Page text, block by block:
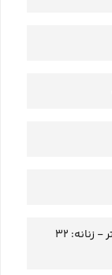
مردانه: 42 میلی‌متر - زنانه: 32